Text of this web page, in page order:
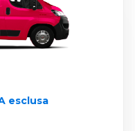
esclusa